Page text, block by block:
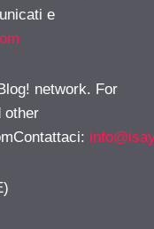
e
network. For
other
: